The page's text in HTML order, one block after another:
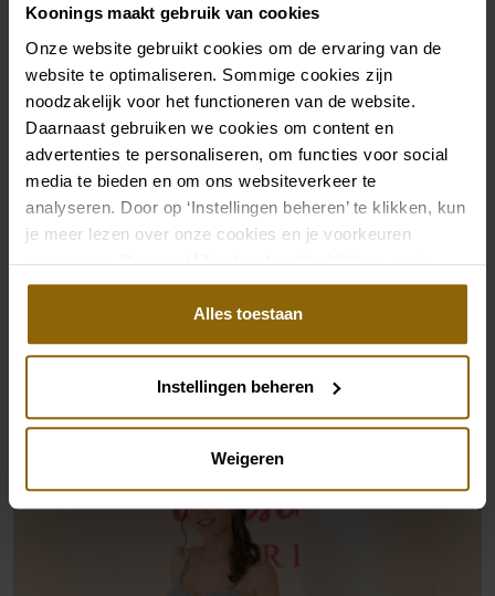
Koonings maakt gebruik van cookies
Onze website gebruikt cookies om de ervaring van de
website te optimaliseren. Sommige cookies zijn
noodzakelijk voor het functioneren van de website.
Daarnaast gebruiken we cookies om content en
advertenties te personaliseren, om functies voor social
media te bieden en om ons websiteverkeer te
analyseren. Door op ‘Instellingen beheren’ te klikken, kun
je meer lezen over onze cookies en je voorkeuren
aanpassen. Door op ‘Alles toestaan’ te klikken, ga je
akkoord met het gebruik van alle cookies.
Alles toestaan
Instellingen beheren
Weigeren
Flowergirls bij Koonings
Speciaal voor jouw vriendinnen hebben wij een unieke
bruidsmeisjes collectie ontworpen: Flowergirl dresses.
Een collectie van cocktail- en avondjurken die
allemaal met elkaar gecombineerd kunnen worden.
Verschillende kleuren, silhouetten en stijlen, zodat
maken.
Lees meer over de flowergirls